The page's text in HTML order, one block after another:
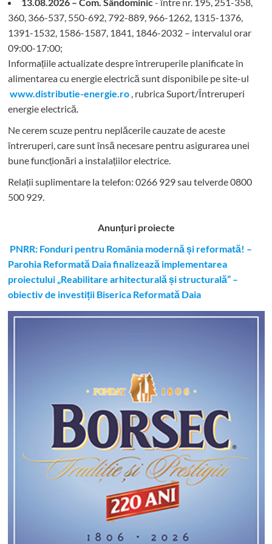
360, 366-537, 550-692, 792-889, 966-1262, 1315-1376,
1391-1532, 1586-1587, 1841, 1846-2032 – intervalul orar
09:00-17:00;
Informațiile actualizate despre întreruperile planificate în
alimentarea cu energie electrică sunt disponibile pe site-ul
www.distributie-energie.ro , rubrica Suport/Întreruperi
energie electrică.
Ne cerem scuze pentru neplăcerile cauzate de aceste
întreruperi, care sunt însă necesare pentru asigurarea unei
bune funcționări a instalațiilor electrice.
Relații suplimentare la telefon: 0266 929 sau telverde 0800
500 929.
Anunțuri proiecte
PNRR: Fonduri pentru România modernă și reformată! –
Parohia Reformată Daia finalizează implementarea
proiectului „Reabilitare arhitecturală și structurală” –
obiectiv de investiții Biserica Reformată Daia